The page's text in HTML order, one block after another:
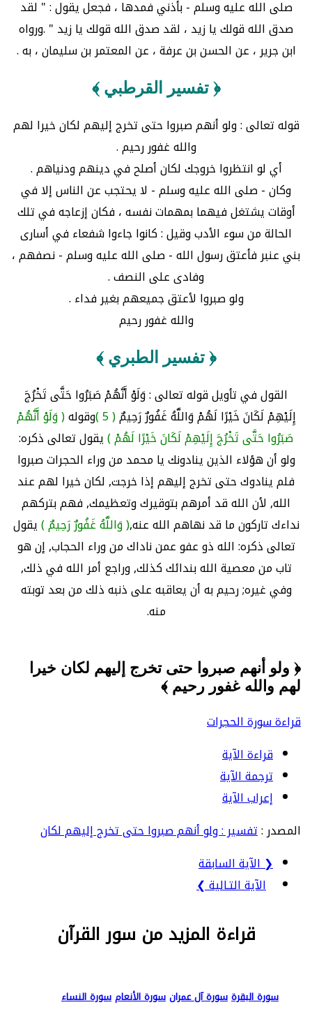
صلى الله عليه وسلم - بأذني فمدها ، فجعل يقول : " لقد
صدق الله قولك يا زيد ، لقد صدق الله قولك يا زيد " .ورواه
ابن جرير ، عن الحسن بن عرفة ، عن المعتمر بن سليمان ، به .
﴿ تفسير القرطبي ﴾
قوله تعالى : ولو أنهم صبروا حتى تخرج إليهم لكان خيرا لهم
والله غفور رحيم .
أي لو انتظروا خروجك لكان أصلح في دينهم ودنياهم .
وكان - صلى الله عليه وسلم - لا يحتجب عن الناس إلا في
أوقات يشتغل فيهما بمهمات نفسه ، فكان إزعاجه في تلك
الحالة من سوء الأدب وقيل : كانوا جاءوا شفعاء في أسارى
بني عنبر فأعتق رسول الله - صلى الله عليه وسلم - نصفهم ،
وفادى على النصف .
ولو صبروا لأعتق جميعهم بغير فداء .
والله غفور رحيم
﴿ تفسير الطبري ﴾
القول في تأويل قوله تعالى : وَلَوْ أَنَّهُمْ صَبَرُوا حَتَّى تَخْرُجَ
إِلَيْهِمْ لَكَانَ خَيْرًا لَهُمْ وَاللَّهُ غَفُورٌ رَحِيمٌ( 5 ) وقوله( وَلَوْ أَنَّهُمْ
صَبَرُوا حَتَّى تَخْرُجَ إِلَيْهِمْ لَكَانَ خَيْرًا لَهُمْ )يقول تعالى ذكره:
ولو أن هؤلاء الذين ينادونك يا محمد من وراء الحجرات صبروا
فلم ينادوك حتى تخرج إليهم إذا خرجت, لكان خيرا لهم عند
الله, لأن الله قد أمرهم بتوقيرك وتعظيمك, فهم بتركهم
نداءك تاركون ما قد نهاهم الله عنه,( وَاللَّهُ غَفُورٌ رَحِيمٌ )يقول
تعالى ذكره: الله ذو عفو عمن ناداك من وراء الحجاب, إن هو
تاب من معصية الله بندائك كذلك, وراجع أمر الله في ذلك,
وفي غيره; رحيم به أن يعاقبه على ذنبه ذلك من بعد توبته
منه.
﴿ ولو أنهم صبروا حتى تخرج إليهم لكان خيرا
لهم والله غفور رحيم ﴾
قراءة سورة الحجرات
قراءة الآية
ترجمة الآية
إعراب الآية
المصدر :تفسير : ولو أنهم صبروا حتى تخرج إليهم لكان
❮ الآية السابقة
الآية التـالية ❯
قراءة المزيد من سور القرآن
سورة البقرة سورة آل عمران سورة الأنعام سورة النساء